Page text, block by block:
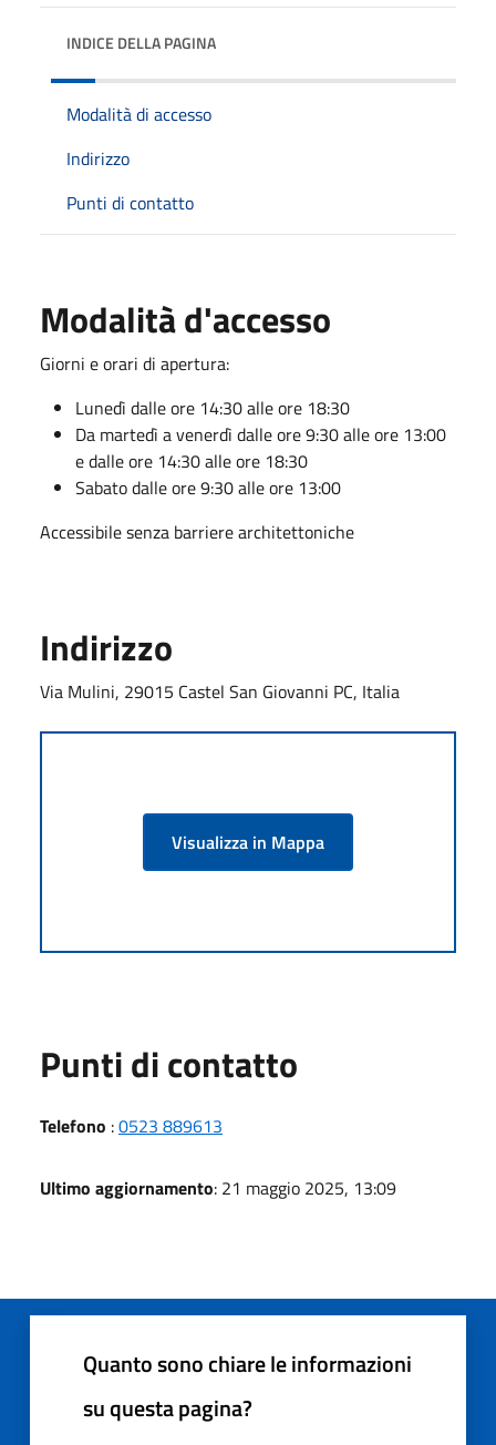
INDICE DELLA PAGINA
Modalità di accesso
Indirizzo
Punti di contatto
Modalità d'accesso
Giorni e orari di apertura:
Lunedì dalle ore 14:30 alle ore 18:30
Da martedì a venerdì dalle ore 9:30 alle ore 13:00
e dalle ore 14:30 alle ore 18:30
Sabato dalle ore 9:30 alle ore 13:00
Accessibile senza barriere architettoniche
Indirizzo
Via Mulini, 29015 Castel San Giovanni PC, Italia
Visualizza in Mappa
Punti di contatto
Telefono :0523 889613
Ultimo aggiornamento: 21 maggio 2025, 13:09
Quanto sono chiare le informazioni
su questa pagina?